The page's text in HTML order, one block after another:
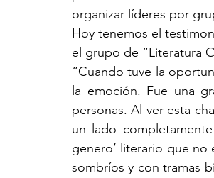
organizar líderes por
Hoy tenemos el
el grupo de “Literatura
“Cuando tuve la
la emoción. Fue una
personas. Al ver esta
un lado
genero’ literario que
sombríos y con tramas